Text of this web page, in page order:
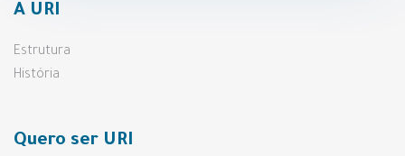
A URI
Estrutura
História
Quero ser URI